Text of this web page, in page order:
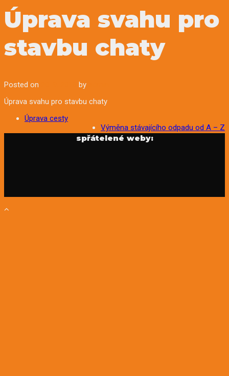
Úprava svahu pro
stavbu chaty
Posted on by
Úprava svahu pro stavbu chaty
Post
navigation
Úprava cesty
Výměna stávajícího odpadu od A – Z
spřátelené weby: